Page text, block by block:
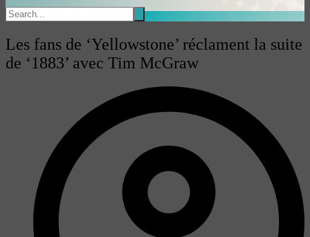
Les fans de ‘Yellowstone’ réclament la suite
de ‘1883’ avec Tim McGraw